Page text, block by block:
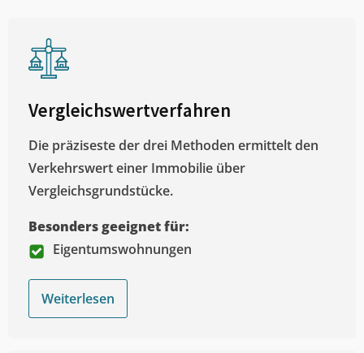
Vergleichswertverfahren
Die präziseste der drei Methoden ermittelt den
Verkehrswert einer Immobilie über
Vergleichsgrundstücke.
Besonders geeignet für:
Eigentumswohnungen
Weiterlesen